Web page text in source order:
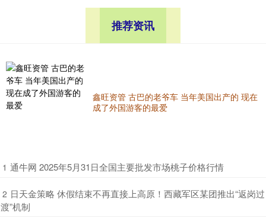
推荐资讯
鑫旺资管 古巴的老爷车 当年美国出产的 现在
成了外国游客的最爱
1 ​通牛网 2025年5月31日全国主要批发市场桃子价格行情
2 ​日天金策略 休假结束不再直接上高原！西藏军区某团推出“返岗过
渡”机制